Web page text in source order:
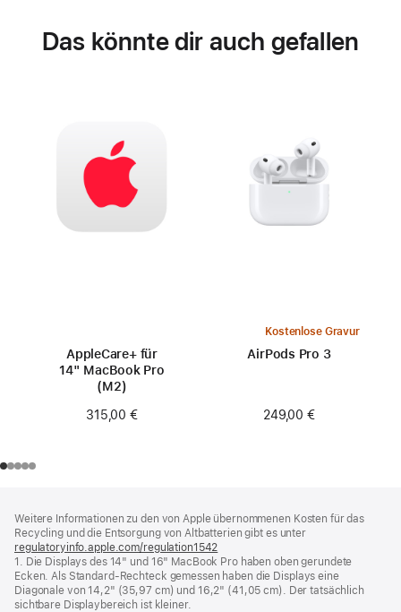
Das könnte dir auch gefallen
AppleCare+ für
14" MacBook Pro
(M2)
315,00 €
Kostenlose Gravur
AirPods Pro 3
249,00 €
Weitere Informationen zu den von Apple übernommenen Kosten für das
Recycling und die Entsorgung von Altbatterien gibt es unter
regulatoryinfo.apple.com/regulation1542
ein
neues
Fenster)
1. Die Displays des 14" und 16" MacBook Pro haben oben gerundete
Ecken. Als Standard-Rechteck gemessen haben die Displays eine
Diagonale von 14,2" (35,97 cm) und 16,2" (41,05 cm). Der tatsächlich
sichtbare Displaybereich ist kleiner.